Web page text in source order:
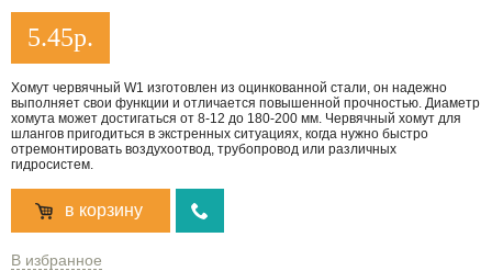
5.45р.
Хомут червячный W1 изготовлен из оцинкованной стали, он надежно
выполняет свои функции и отличается повышенной прочностью. Диаметр
хомута может достигаться от 8-12 до 180-200 мм. Червячный хомут для
шлангов пригодиться в экстренных ситуациях, когда нужно быстро
отремонтировать воздухоотвод, трубопровод или различных
гидросистем.
в корзину
В избранное